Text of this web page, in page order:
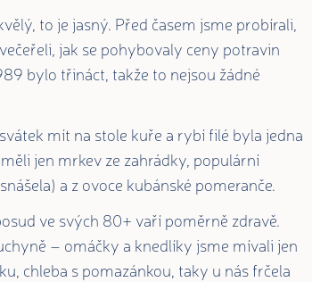
to je jasný. Před časem jsme probírali,
jak se pohybovaly ceny potravin
bylo třináct, takže to nejsou žádné
mít na stole kuře a rybí filé byla jedna
jen mrkev ze zahrádky, populární
a z ovoce kubánské pomeranče.
ve svých 80+ vaří poměrně zdravě.
– omáčky a knedlíky jsme mívali jen
chleba s pomazánkou, taky u nás frčela